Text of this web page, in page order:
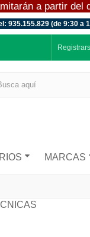
a partir del
935.155.829 (de 9:30 a
MARCAS